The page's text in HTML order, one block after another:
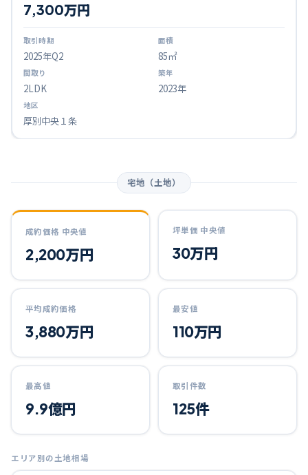
2025年Q2
7,300万円
85㎡
2LDK 2023年
厚別中央１条
宅地（土地）
成約価格 中央値
2,200万円
坪単価 中央値
30万円
平均成約価格
3,880万円
最安値
110万円
最高値
9.9億円
取引件数
125件
エリア別の土地相場